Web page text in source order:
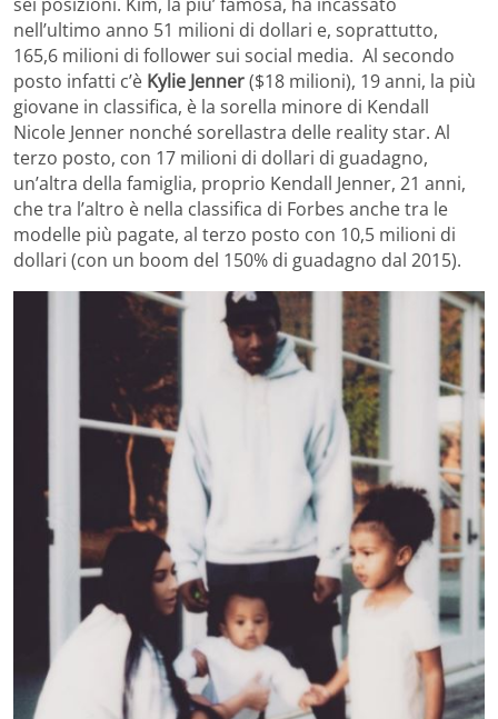
nell’ultimo anno 51 milioni di dollari e, soprattutto,
165,6 milioni di follower sui social media. Al secondo
posto infatti c’è Kylie Jenner($18 milioni), 19 anni, la più
giovane in classifica, è la sorella minore di Kendall
Nicole Jenner nonché sorellastra delle reality star. Al
terzo posto, con 17 milioni di dollari di guadagno,
un’altra della famiglia, proprio Kendall Jenner, 21 anni,
che tra l’altro è nella classifica di Forbes anche tra le
modelle più pagate, al terzo posto con 10,5 milioni di
dollari (con un boom del 150% di guadagno dal 2015).